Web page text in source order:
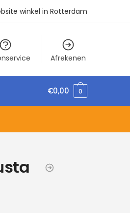
winkel in Rotterdam
Afrekenen
€0,00 0